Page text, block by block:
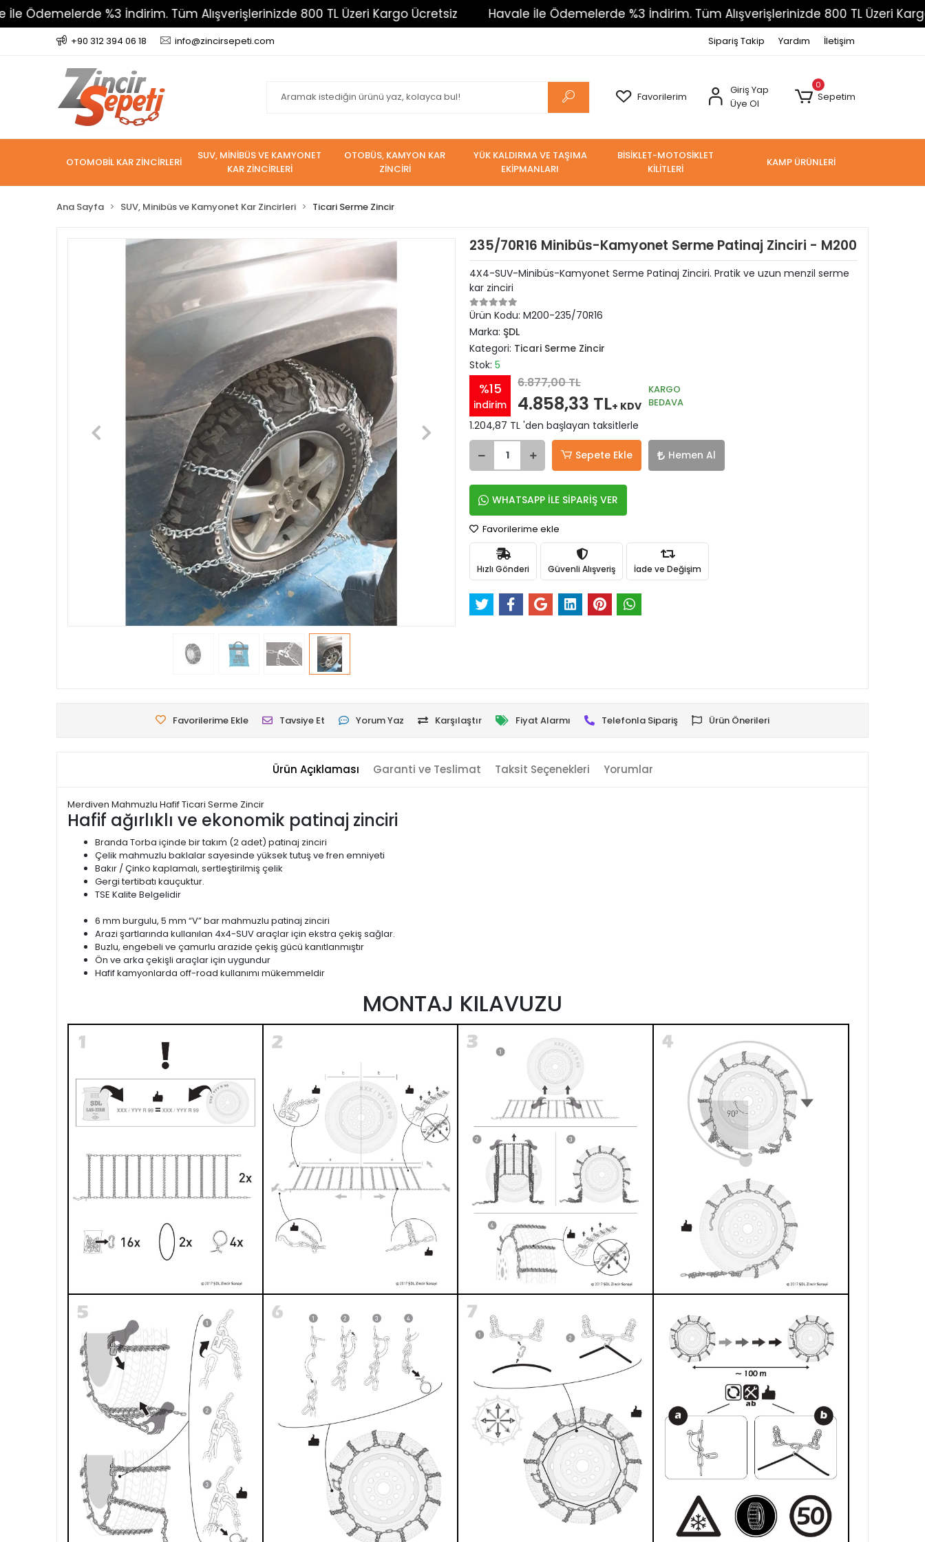
%3 İndirim. Tüm Alışverişlerinizde 800 TL Üzeri Kargo Ücretsiz Havale İle Ödemelerde %3 İndirim. Tüm Alışverişlerinizde 800 TL Üzeri Kargo
+90 312 394 06 18 info@zincirsepeti.com Sipariş Takip Yardım İletişim
Favorilerim
Giriş Yap
Üye Ol
0
Sepetim
OTOMOBİL KAR ZİNCİRLERİ
SUV, MİNİBÜS VE KAMYONET
KAR ZİNCİRLERİ
OTOBÜS, KAMYON KAR
ZİNCİRİ
YÜK KALDIRMA VE TAŞIMA
EKİPMANLARI
BİSİKLET-MOTOSİKLET
KİLİTLERİ
KAMP ÜRÜNLERİ
Ana Sayfa SUV, Minibüs ve Kamyonet Kar Zincirleri Ticari Serme Zincir
235/70R16 Minibüs-Kamyonet Serme Patinaj Zinciri - M200
4X4-SUV-Minibüs-Kamyonet Serme Patinaj Zinciri. Pratik ve uzun menzil serme
kar zinciri
Ürün Kodu: M200-235/70R16
Marka: ŞDL
Kategori: Ticari Serme Zincir
Stok: 5
%15
indirim
6.877,00 TL
4.858,33 TL+ KDV
KARGO
BEDAVA
1.204,87 TL 'den başlayan taksitlerle
Sepete Ekle Hemen Al
WHATSAPP İLE SİPARİŞ VER
Favorilerime ekle
Hızlı Gönderi Güvenli Alışveriş İade ve Değişim
Favorilerime Ekle Tavsiye Et Yorum Yaz Karşılaştır Fiyat Alarmı Telefonla Sipariş Ürün Önerileri
Ürün Açıklaması Garanti ve Teslimat Taksit Seçenekleri Yorumlar
Merdiven Mahmuzlu Hafif Ticari Serme Zincir
Hafif ağırlıklı ve ekonomik patinaj zinciri
Branda Torba içinde bir takım (2 adet) patinaj zinciri
Çelik mahmuzlu baklalar sayesinde yüksek tutuş ve fren emniyeti
Bakır / Çinko kaplamalı, sertleştirilmiş çelik
Gergi tertibatı kauçuktur.
TSE Kalite Belgelidir
6 mm burgulu, 5 mm “V” bar mahmuzlu patinaj zinciri
Arazi şartlarında kullanılan 4x4-SUV araçlar için ekstra çekiş sağlar.
Buzlu, engebeli ve çamurlu arazide çekiş gücü kanıtlanmıştır
Ön ve arka çekişli araçlar için uygundur
Hafif kamyonlarda off-road kullanımı mükemmeldir
MONTAJ KILAVUZU